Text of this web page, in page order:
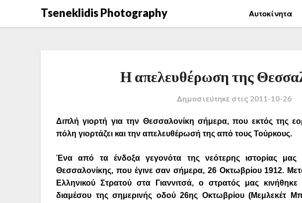
Tseneklidis Photography Αυτοκίνητα
Η απελευθέρωση της
Δημοσιεύτηκε στις 2011-10-26
Διπλή γιορτή για την Θεσσαλονίκη σήμερα, που εκτός της
πόλη γιορτάζει και την απελευθέρωσή της από τουςΤούρκους.
Ένα από τα ένδοξα γεγονότα της νεότερης ιστορίας μας
Θεσσαλονίκης, που έγινε σαν σήμερα, 26 Οκτωβρίου 1912.
Ελληνικού Στρατού στα Γιαννιτσά, ο στρατός μας
διαμέσου της σημερινής οδού 26ης Οκτωβρίου (Μεμλεκέτ